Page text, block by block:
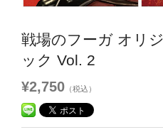
戦場のフーガ オリ
ック Vol. 2
¥2,750 （税込）